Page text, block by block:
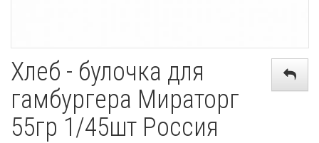
Хлеб - булочка для
гамбургера Мираторг
55гр 1/45шт Россия